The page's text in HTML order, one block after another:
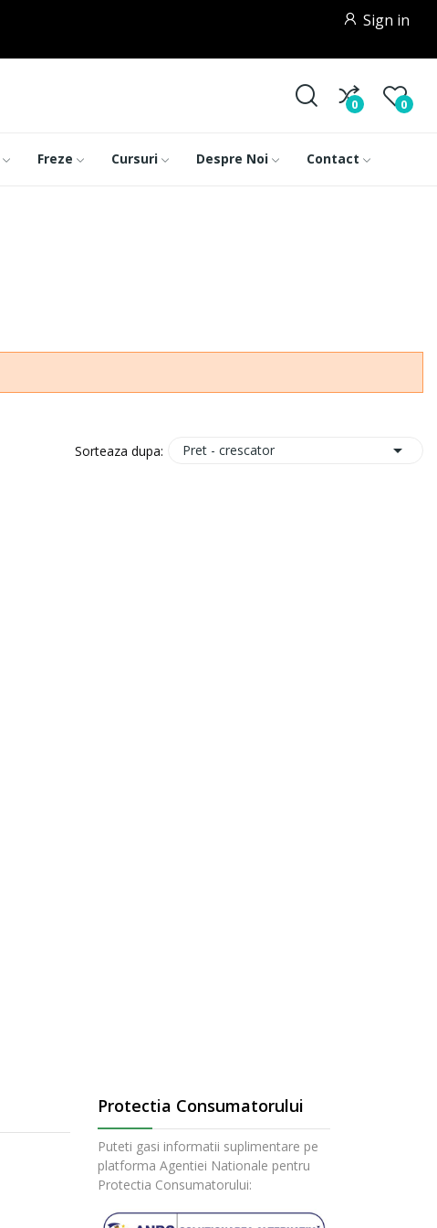
Sign in
0 0
Freze Cursuri Despre Noi Contact
Sorteaza dupa: Pret - crescator 
Protectia Consumatorului
Puteti gasi informatii suplimentare pe
platforma Agentiei Nationale pentru
Protectia Consumatorului: